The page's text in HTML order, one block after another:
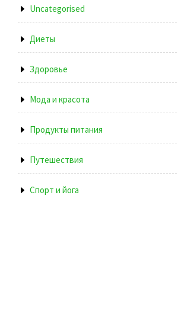
Uncategorised
Диеты
Здоровье
Мода и красота
Продукты питания
Путешествия
Спорт и йога